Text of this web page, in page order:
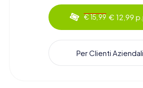
€ 15,99 € 12,99
Per Clienti Aziendali